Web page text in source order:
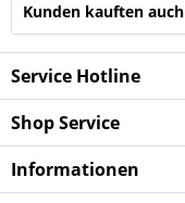
Kunden kauften auch
Service Hotline
Shop Service
Informationen